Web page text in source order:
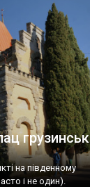
на південному
і не один).